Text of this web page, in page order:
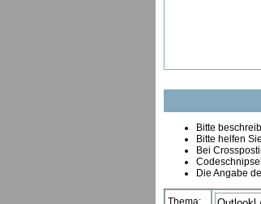
Bitte
Bitte helfen
Bei
Die Angabe
Thema: